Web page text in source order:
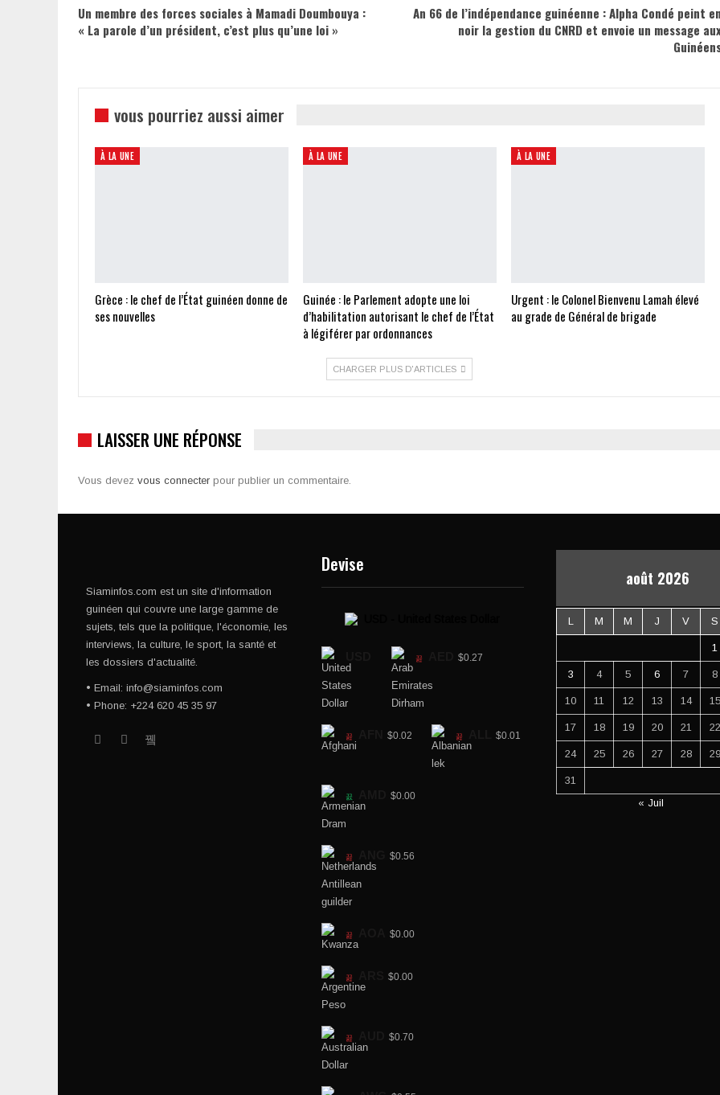
Un membre des forces sociales à Mamadi Doumbouya :
« La parole d’un président, c’est plus qu’une loi »
An 66 de l’indépendance guinéenne : Alpha Condé peint
noir la gestion du CNRD et envoie un message
vous pourriez aussi aimer
À LA UNE
Grèce : le chef de l’État guinéen donne de
ses nouvelles
À LA UNE
Guinée : le Parlement adopte une loi
d’habilitation autorisant le chef de l’État
à légiférer par ordonnances
À LA UNE
Urgent : le Colonel Bienvenu Lamah élevé
au grade de Général de brigade
CHARGER PLUS D'ARTICLES
LAISSER UNE RÉPONSE
Vous devez vous connecter pour publier un commentaire.
Siaminfos.com est un site d'information
guinéen qui couvre une large gamme de
sujets, tels que la politique, l'économie, les
interviews, la culture, le sport, la santé et
les dossiers d'actualité.
• Email: info@siaminfos.com
• Phone: +224 620 45 35 97
Devise
$0.27
$0.02 $0.01
$0.00
$0.56
$0.00
$0.00
$0.70
août 2026
L M M J V S
1
3 4 5 6 7 8
10 11 12 13 14 15
17 18 19 20 21 22
24 25 26 27 28 29
31
« Juil